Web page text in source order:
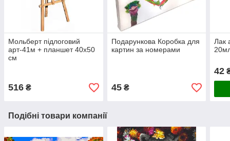
Мольберт підлоговий
арт-41м + планшет 40х50
см
516 ₴
Подарункова Коробка для
картин за номерами
45₴
Лак
42
Подібні товари компанії